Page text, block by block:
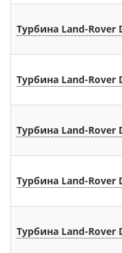
Турбина Land-Rover
Турбина Land-Rover
Турбина Land-Rover
Турбина Land-Rover
Турбина Land-Rover